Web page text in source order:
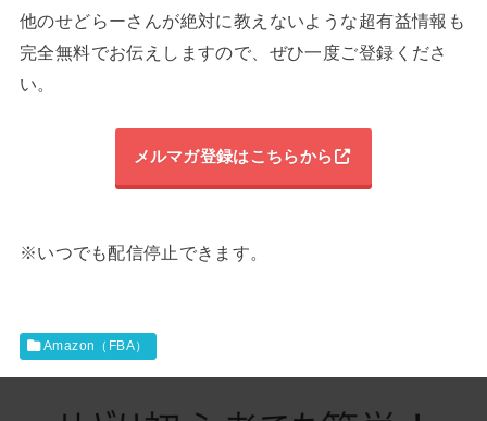
他のせどらーさんが絶対に教えないような超有益情報も
完全無料でお伝えしますので、ぜひ一度ご登録くださ
い。
メルマガ登録はこちらから
※いつでも配信停止できます。
Amazon（FBA）